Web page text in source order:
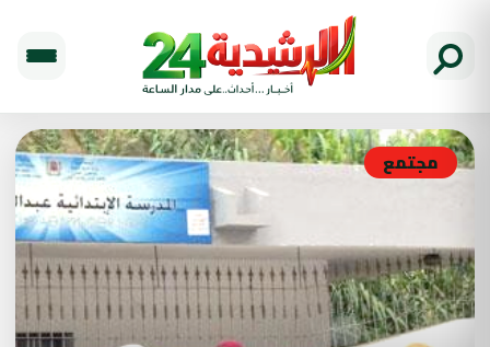
مجتمع